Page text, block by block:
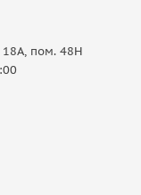
18A, пом. 48Н